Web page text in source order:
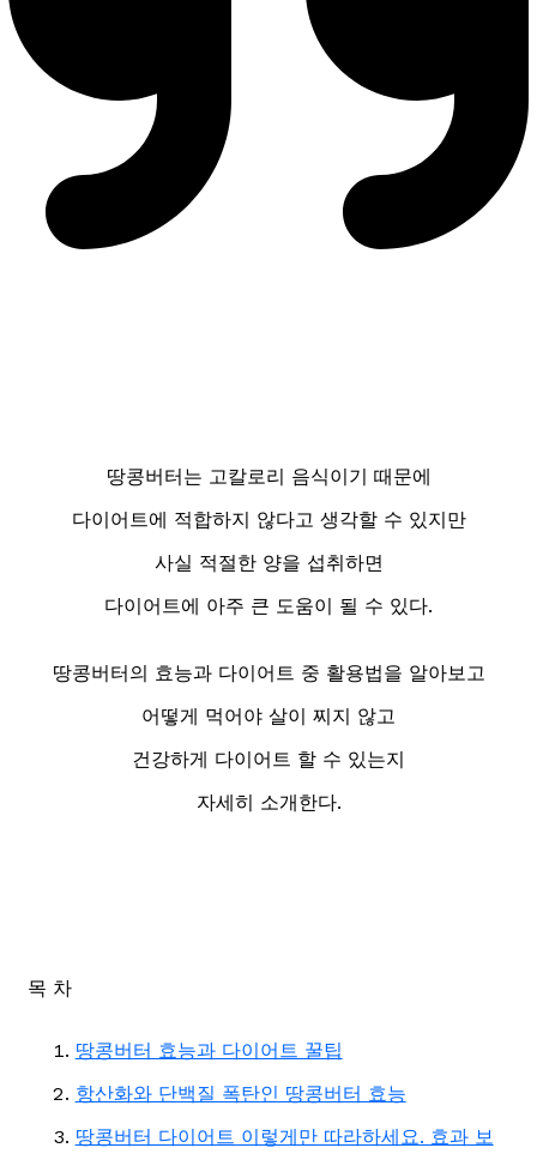
땅콩버터는 고칼로리 음식이기 때문에
다이어트에 적합하지 않다고 생각할 수 있지만
사실 적절한 양을 섭취하면
다이어트에 아주 큰 도움이 될 수 있다.
땅콩버터의 효능과 다이어트 중 활용법을 알아보고
어떻게 먹어야 살이 찌지 않고
건강하게 다이어트 할 수 있는지
자세히 소개한다.
목 차
땅콩버터 효능과 다이어트 꿀팁
항산화와 단백질 폭탄인 땅콩버터 효능
땅콩버터 다이어트 이렇게만 따라하세요. 효과 보